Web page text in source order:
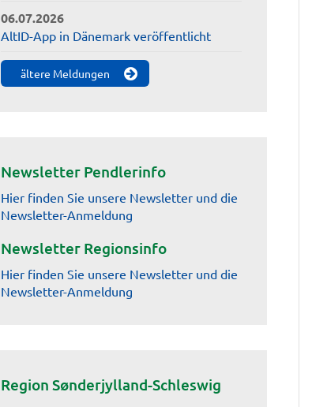
06.07.2026
AltID-App in Dänemark veröffentlicht
ältere Meldungen
Newsletter Pendlerinfo
Hier finden Sie unsere Newsletter und die
Newsletter-Anmeldung
Newsletter Regionsinfo
Hier finden Sie unsere Newsletter und die
Newsletter-Anmeldung
Region Sønderjylland-Schleswig